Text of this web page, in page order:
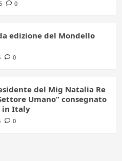
0
edizione del Mondello
0
del Mig Natalia Re
Umano” consegnato
in Italy
0